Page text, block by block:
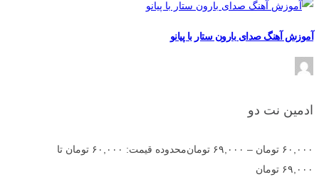
آموزش آهنگ صدای بارون ستار با پیانو
ادمین نت دو
۶۰,۰۰۰ تومان – ۶۹,۰۰۰ تومان
محدوده قیمت: ۶۰,۰۰۰ تومان تا
۶۹,۰۰۰ تومان